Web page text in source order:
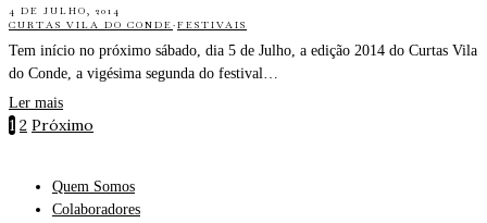
4 DE JULHO, 2014
CURTAS VILA DO CONDE·FESTIVAIS
Tem início no próximo sábado, dia 5 de Julho, a edição 2014 do Curtas Vila
do Conde, a vigésima segunda do festival…
Ler mais
1 2 Próximo
Quem Somos
Colaboradores